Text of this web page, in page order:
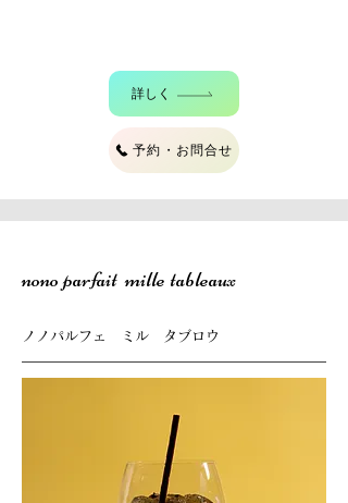
詳しく
予約・お問合せ
nono parfait mille tableaux
ノノパルフェ ミル タブロウ